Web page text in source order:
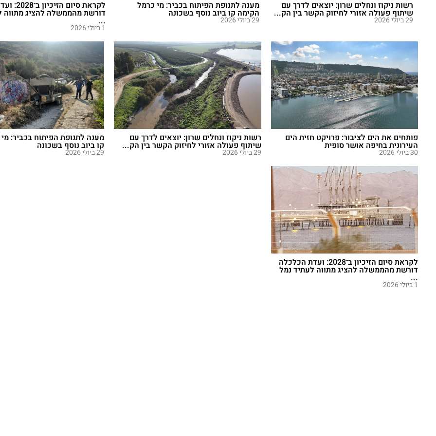
רשות ניקוז ונחלים שרון: יוצאים לדרך עם
שיתוף פעולה אזורי לחיזוק הקשר בין הק...
29 ביולי 2026
מענה לתנופת הפיתוח בכביר: מי כרמל
הקימה קו ביוב נוסף בשכונה
29 ביולי 2026
לקראת סיום
דורשת מהממשלה להציג מתווה
...
1 ביולי 2026
פותחים את הים לציבור: פרויקט חזית הים
העירונית בחיפה אושר סופית
30 ביולי 2026
רשות ניקוז ונחלים שרון: יוצאים לדרך עם
שיתוף פעולה אזורי לחיזוק הקשר בין הק...
29 ביולי 2026
מענה לתנופת הפיתוח בכביר:
קו ביוב נוסף בשכונה
29 ביולי 2026
לקראת סיום הזיכיון ב־2028: ועדת הכלכלה
דורשת מהממשלה להציג מתווה לעתיד נמל
...
1 ביולי 2026